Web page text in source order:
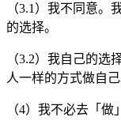
（3.1）我不同意。
的选择。
（3.2）我自己的
人一样的方式做自己
（4）我不必去「